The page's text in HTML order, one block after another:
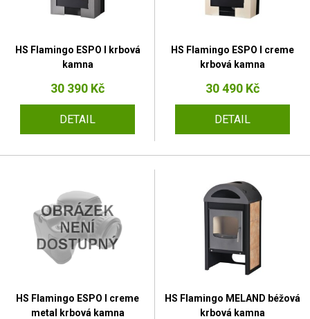
HS Flamingo ESPO I krbová
kamna
30 390 Kč
DETAIL
HS Flamingo ESPO I creme
krbová kamna
30 490 Kč
DETAIL
HS Flamingo ESPO I creme
metal krbová kamna
HS Flamingo MELAND béžová
krbová kamna